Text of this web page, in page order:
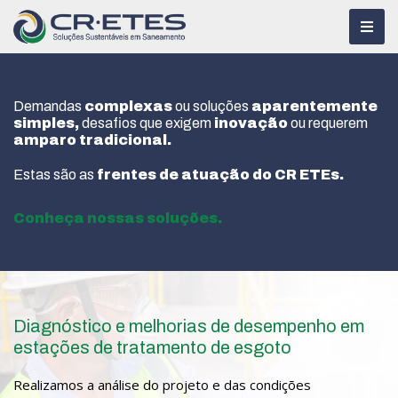
Demandas complexasou soluções aparentemente
simples,desafios que exigem inovaçãoou requerem
amparo tradicional.
Estas são as frentes de atuação do CR ETEs.
Conheça nossas soluções.
Diagnóstico e melhorias de desempenho em
estações de tratamento de esgoto
Realizamos a análise do projeto e das condições